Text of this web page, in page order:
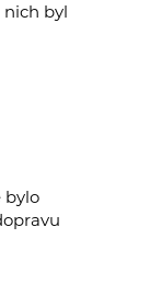
nich byl
bylo